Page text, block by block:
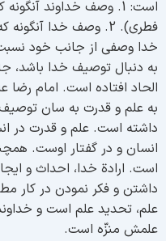
است: 1. وصف خداوند
فطری). 2. وصف خدا
وصفی از جانب خود نسبت
دنبال توصیف خدا باشد،
افتاده است. امام رضا
علم و قدرت به سان توصیف
است. علم و قدرت در
و در گفتار اوست.
ارادة خدا، احداث و
و فکر نمودن در کار
تحدید علم است و خداوند
منزّه است.